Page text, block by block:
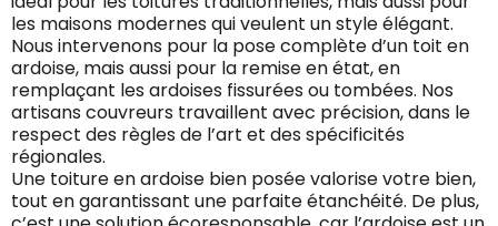
les maisons modernes qui veulent un style élégant.
Nous intervenons pour la pose complète d’un toit en
ardoise, mais aussi pour la remise en état, en
remplaçant les ardoises fissurées ou tombées. Nos
artisans couvreurs travaillent avec précision, dans le
respect des règles de l’art et des spécificités
régionales.
Une toiture en ardoise bien posée valorise votre bien,
tout en garantissant une parfaite étanchéité. De plus,